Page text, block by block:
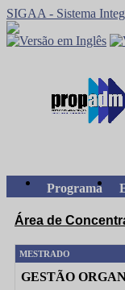
SIGAA - Sistema
Programa
Área de
MESTRADO
GESTÃO